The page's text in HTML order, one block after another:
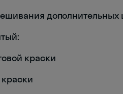
дополнительных
краски
краски